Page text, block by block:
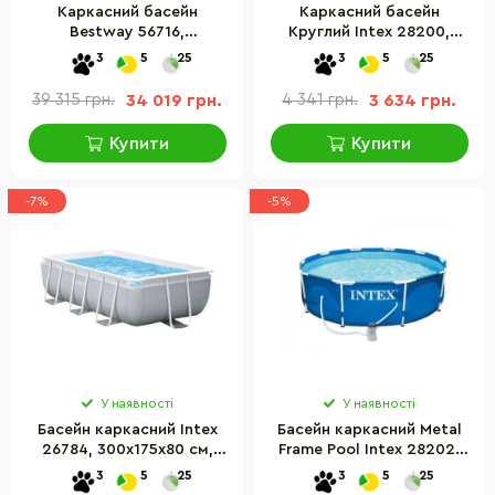
Каркасний басейн
Bestway 56716,
549х274х122 см, 13430 л
3 5 25
39 315 грн. 34 019 грн.
Купити
Каркасний басейн
Круглий Intex 28200,
305х76 см, 4485 л
3 5 25
4 341 грн. 3 634 грн.
Купити
-7%
У наявності
Басейн каркасний Intex
26784, 300х175х80 см,
3539 л, фільтр-насос,
сходи
3 5 25
-5%
У наявності
Басейн каркасний Metal
Frame Pool Intex 28202,
305х76 см, 4485 л, з
фільтр-насосом
3 5 25